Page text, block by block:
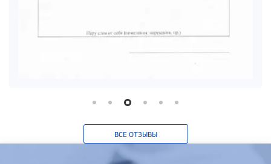
ВСЕ ОТЗЫВЫ